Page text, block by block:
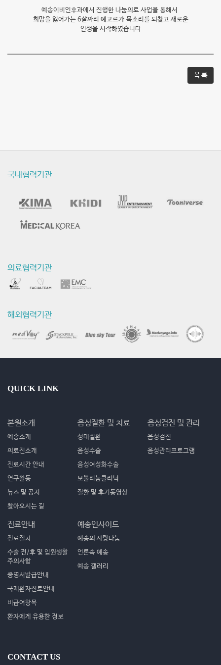
예송이비인후과에서 진행한 나눔의료 사업을 통해서
희망을 잃어가는 6살짜리 예고르가 목소리를 되찾고 새로운
인생을 시작하였습니다
목 록
국내협력기관
의료협력기관
해외협력기관
QUICK LINK
본원소개
예송소개
의료진소개
진료시간 안내
연구활동
뉴스 및 공지
찾아오시는 길
음성질환 및 치료
성대질환
음성수술
음성여성화수술
보툴리눔클리닉
질환 및 후기동영상
음성검진 및 관리
음성검진
음성관리프로그램
진료안내
진료절차
수술 전/후 및 입원생활
주의사항
증명서발급안내
국제환자진료안내
비급여항목
환자에게 유용한 정보
예송인사이드
예송의 사랑나눔
언론속 예송
예송 갤러리
CONTACT US